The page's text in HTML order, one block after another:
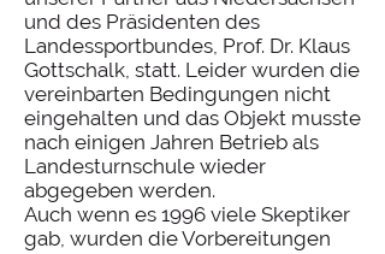
und des Präsidenten des
Landessportbundes, Prof. Dr. Klaus
Gottschalk, statt. Leider wurden die
vereinbarten Bedingungen nicht
eingehalten und das Objekt musste
nach einigen Jahren Betrieb als
Landesturnschule wieder
abgegeben werden.
Auch wenn es 1996 viele Skeptiker
gab, wurden die Vorbereitungen